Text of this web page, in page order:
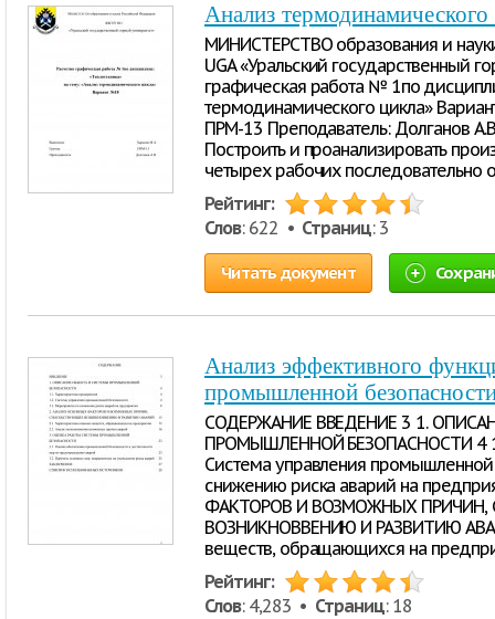
Анализ термодинамического
МИНИСТЕРСТВО образования и
UGA «Уральский государственный
графическая работа № 1по
термодинамического цикла»
ПРМ-13 Преподаватель: Долганов
Построить и проанализировать
четырех рабочих последовательно
Рейтинг:
Слов: 622 • Страниц: 3
Читать документ
Анализ эффективного
промышленной
СОДЕРЖАНИЕ ВВЕДЕНИЕ 3 1.
ПРОМЫШЛЕННОЙ БЕЗОПАСНОСТИ 4
Система управления
снижению риска аварий на
ФАКТОРОВ И ВОЗМОЖНЫХ
ВОЗНИКНОВВЕНИЮ И РАЗВИТИЮ
веществ, обращающихся на
Рейтинг:
Слов: 4,283 • Страниц: 18